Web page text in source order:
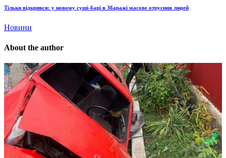
Тільки відкрився: у новому суші-барі в Збаражі масове отруєння людей
Новини
About the author